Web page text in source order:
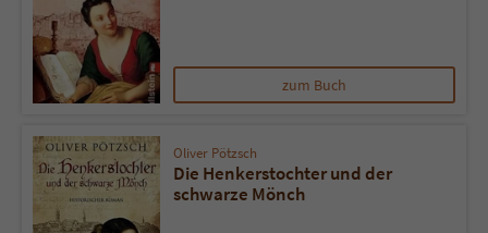
zum Buch
Oliver Pötzsch
Die Henkerstochter und der
schwarze Mönch